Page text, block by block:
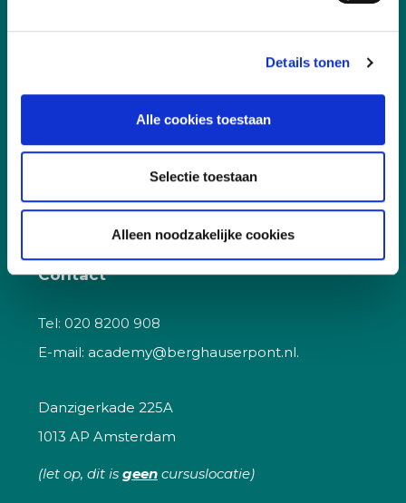
Details tonen
Alle cookies toestaan
Selectie toestaan
Alleen noodzakelijke cookies
Veelgestelde vragen
Contact
Tel: 020 8200 908
E-mail: academy@berghauserpont.nl.
Danzigerkade 225A
1013 AP Amsterdam
(let op, dit is geen cursuslocatie)